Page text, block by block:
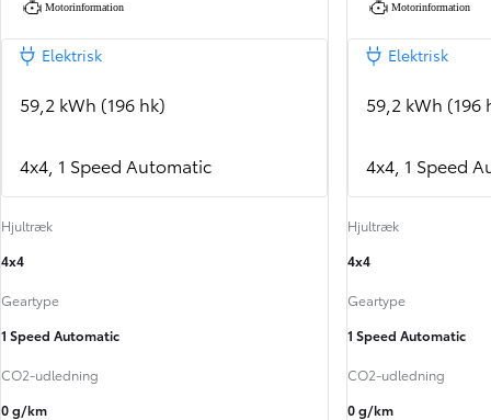
Motorinformation
Elektrisk
59,2 kWh (196 hk)
4x4, 1 Speed Automatic
Hjultræk
4x4
Geartype
1 Speed Automatic
CO2-udledning
0 g/km
Motorinformation
Elektrisk
59,2 kWh (196
4x4, 1 Speed
Hjultræk
4x4
Geartype
1 Speed Automatic
CO2-udledning
0 g/km